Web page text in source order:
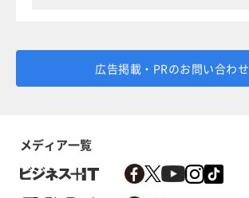
広告掲載・PRのお問い合わせ
メディア一覧